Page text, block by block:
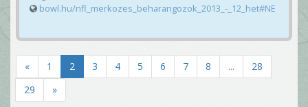
bowl.hu/nfl_merkozes_beharangozok_2013_-_12_het#NE
« 1 2 3 4 5 6 7 8 ...
28
29
»